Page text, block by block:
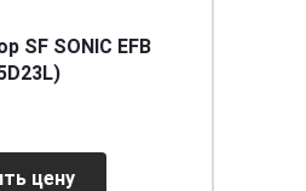
SF SONIC EFB
цену